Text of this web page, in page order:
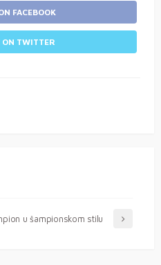
FACEBOOK
ON TWITTER
u šampionskom stilu